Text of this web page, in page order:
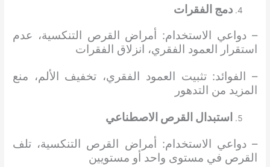
دمج الفقرات
– دواعي الاستخدام: أمراض القرص التنكسية، عدم
استقرار العمود الفقري، انزلاق الفقرات
– الفوائد: تثبيت العمود الفقري، تخفيف الألم، منع
المزيد من التدهور
استبدال القرص الاصطناعي
– دواعي الاستخدام: أمراض القرص التنكسية، تلف
القرص في مستوى واحد أو مستويين